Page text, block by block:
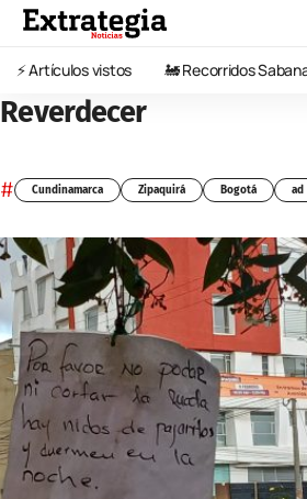
⚡️ Artículos vistos 🚂 Recorridos
Reverdecer
# Cundinamarca Zipaquirá Bogotá ad